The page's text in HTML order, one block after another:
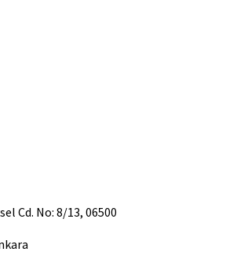
Cd. No: 8/13, 06500